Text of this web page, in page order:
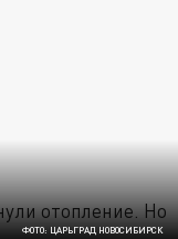
ФОТО: ЦАРЬГРАД НОВОСИБИРСК